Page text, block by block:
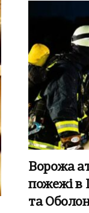
Ворожа
пожежі в
та